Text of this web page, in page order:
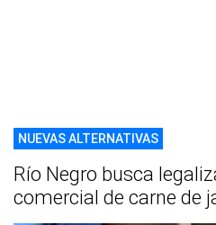
NUEVAS ALTERNATIVAS
Río Negro busca
comercial de carne de